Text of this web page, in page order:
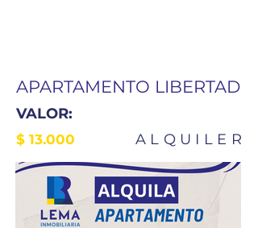
APARTAMENTO LIBERTAD
VALOR:
$ 13.000 ALQUILER